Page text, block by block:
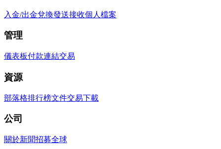
入金/出金兌換發送接收個人檔案
管理
儀表板付款連結交易
資源
部落格排行榜文件交易下載
公司
關於新聞招募全球